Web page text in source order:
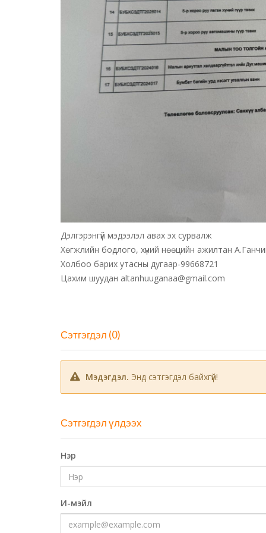
Дэлгэрэнгүй мэдээлэл авах эх сурвалж
Хөгжлийн бодлого, хүний нөөцийн ажилтан
Холбоо барих утасны дугаар-99668721
Цахим шуудан altanhuuganaa@gmail.com
Сэтгэгдэл (0)
Мэдэгдэл. Энд сэтгэгдэл байхгүй!
Сэтгэгдэл үлдээх
Нэр
И-мэйл